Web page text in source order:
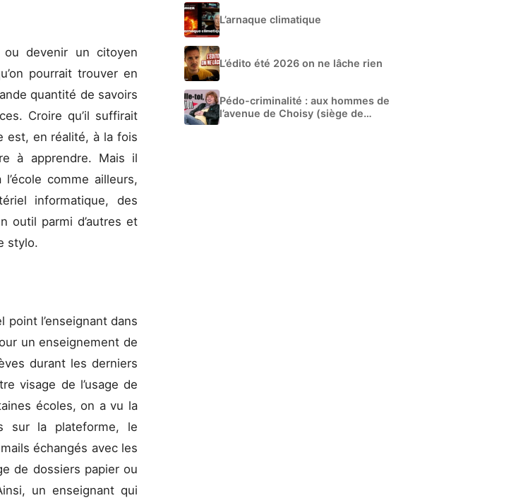
ou devenir un citoyen
pourrait trouver en
quantité de savoirs
Croire qu’il suffirait
est, en réalité, à la fois
à apprendre. Mais il
comme ailleurs,
informatique, des
outil parmi d’autres et
stylo.
point l’enseignant dans
un enseignement de
durant les derniers
visage de l’usage de
écoles, on a vu la
sur la plateforme, le
échangés avec les
de dossiers papier ou
un enseignant qui
L’arnaque climatique
L’édito été 2026 on ne lâche rien
Pédo-criminalité : aux hommes de
l’avenue de Choisy (siège de